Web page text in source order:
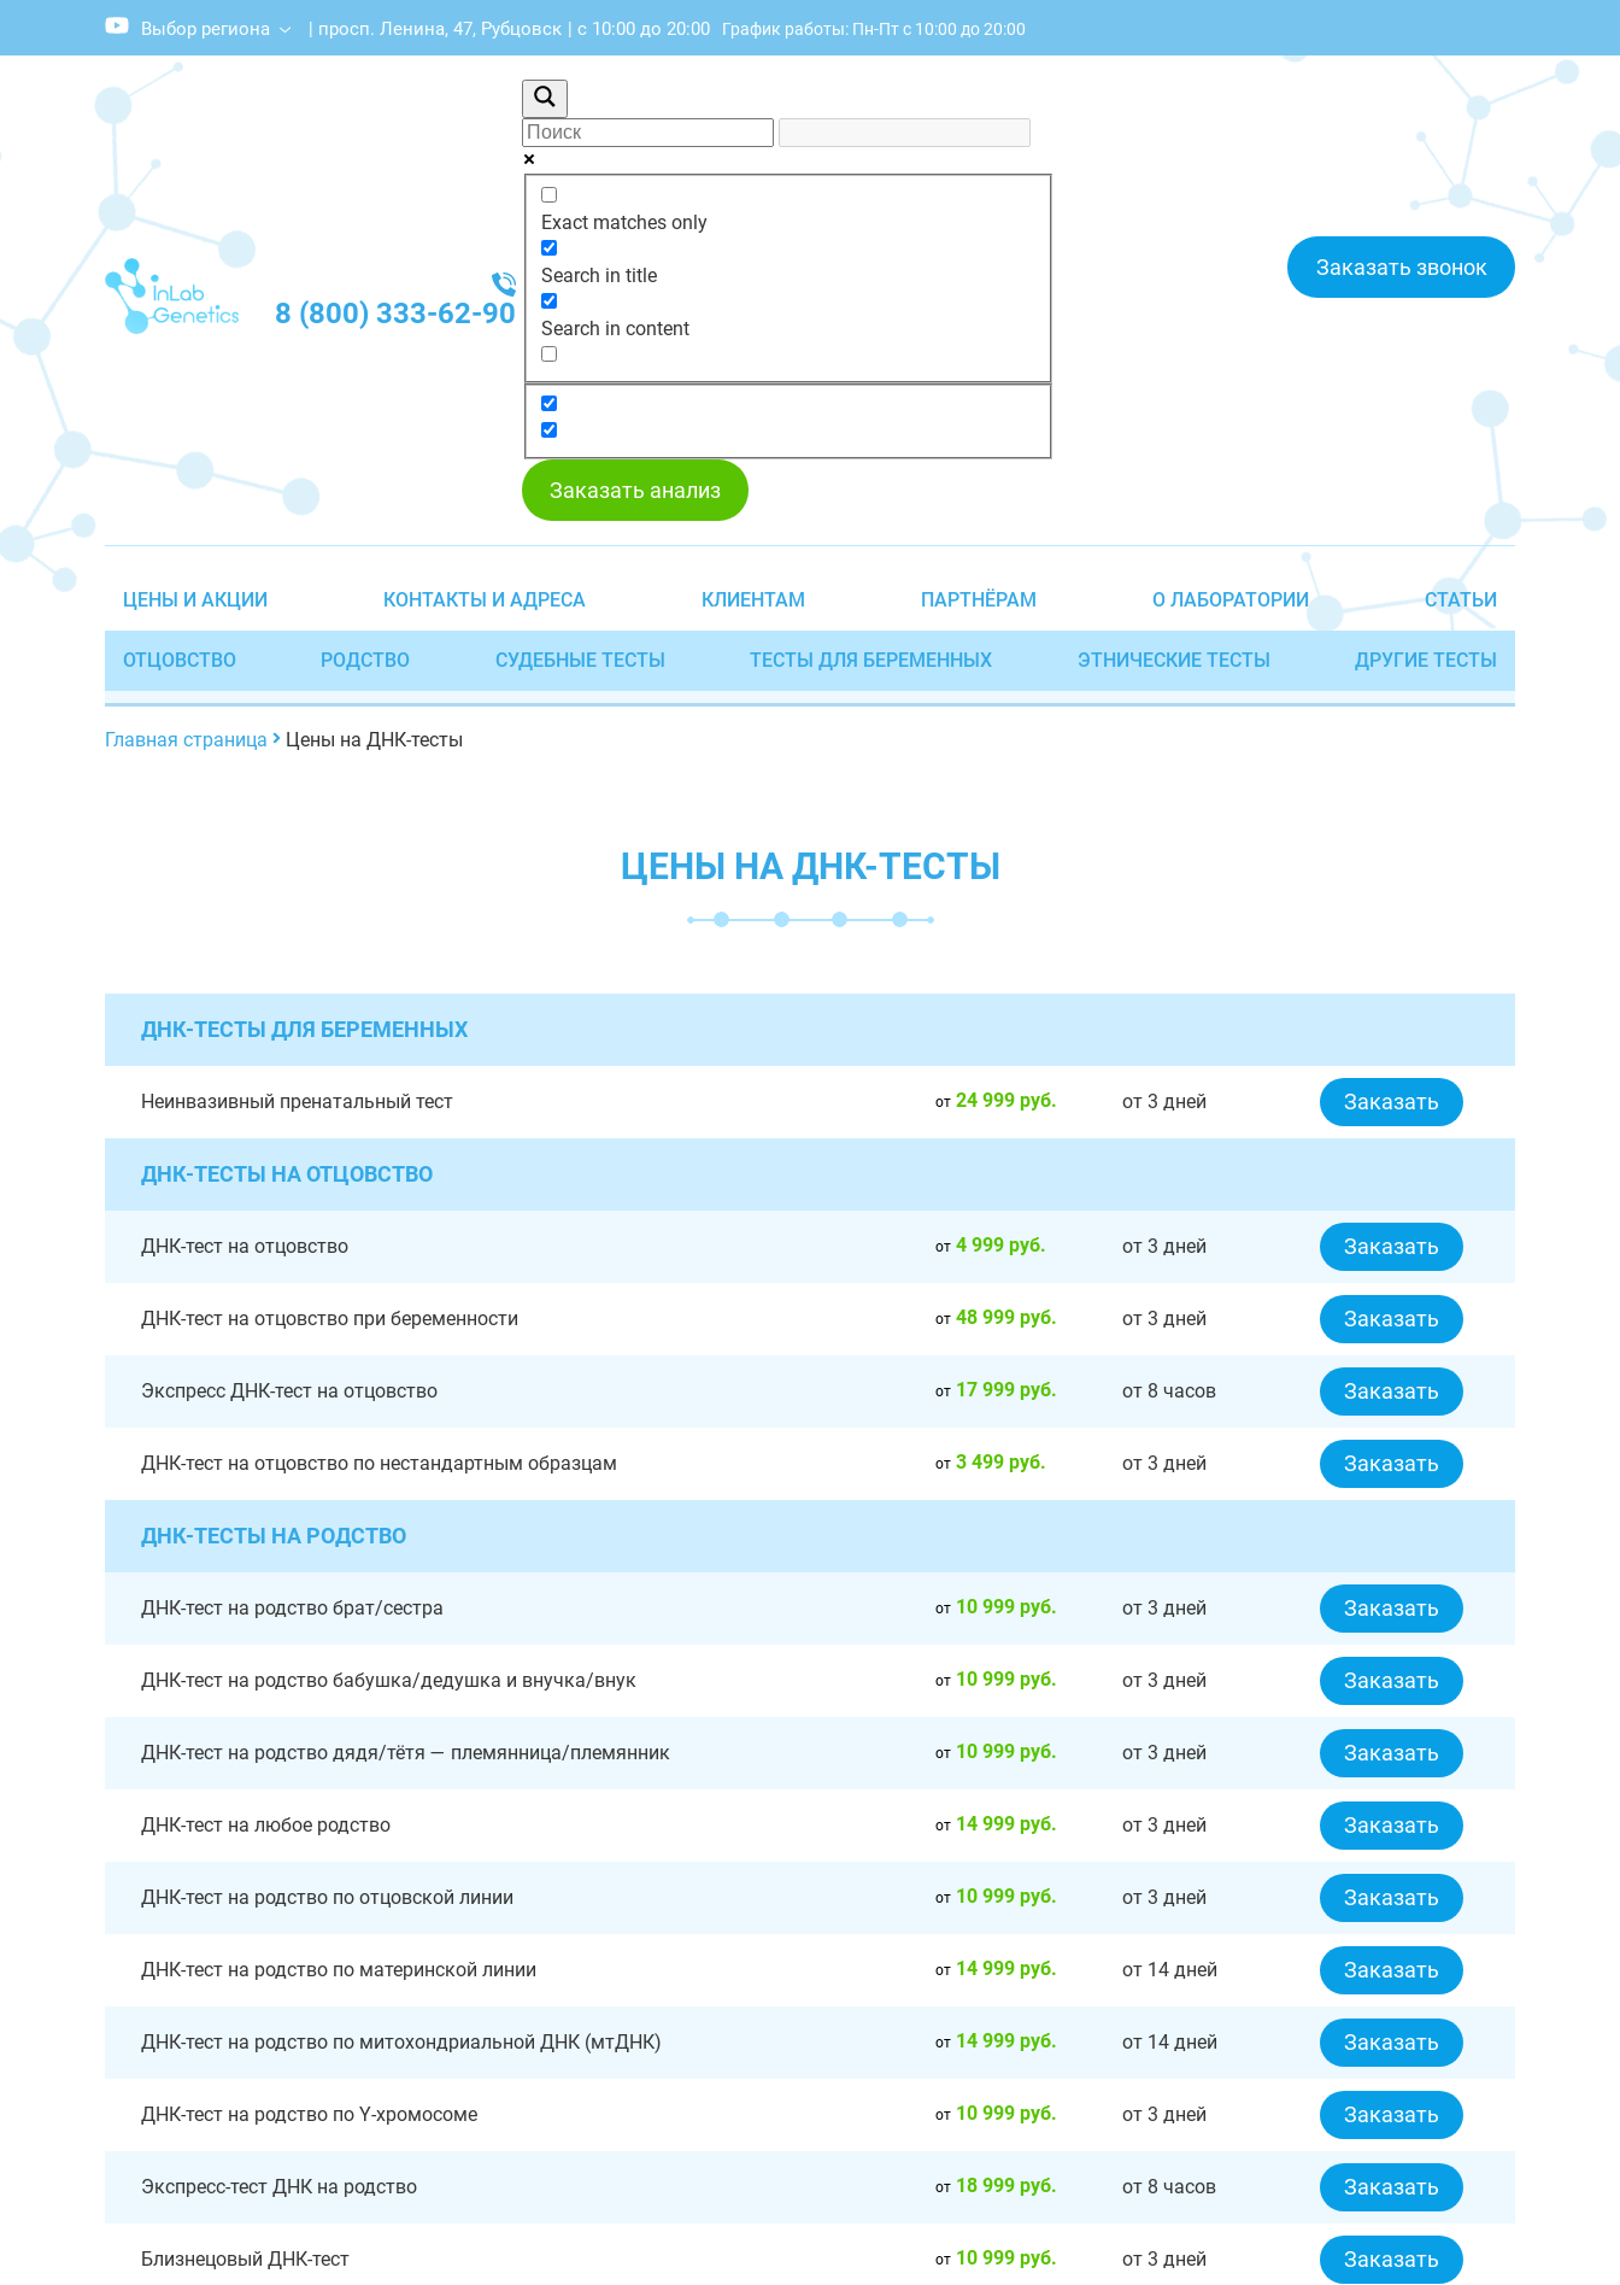
Выбор региона | просп. Ленина, 47, Рубцовск | с 10:00 до 20:00 График работы: Пн-Пт с 10:00 до 20:00
8 (800) 333-62-90
Exact matches only
Search in title
Search in content
Заказать звонок
Заказать анализ
ЦЕНЫ И АКЦИИ КОНТАКТЫ И АДРЕСА КЛИЕНТАМ ПАРТНЁРАМ О ЛАБОРАТОРИИ СТАТЬИ
ОТЦОВСТВО РОДСТВО СУДЕБНЫЕ ТЕСТЫ ТЕСТЫ ДЛЯ БЕРЕМЕННЫХ ЭТНИЧЕСКИЕ ТЕСТЫ ДРУГИЕ ТЕСТЫ
Главная страница Цены на ДНК-тесты
ЦЕНЫ НА ДНК-ТЕСТЫ
ДНК-ТЕСТЫ ДЛЯ БЕРЕМЕННЫХ
Неинвазивный пренатальный тест от24 999 руб. от 3 дней Заказать
ДНК-ТЕСТЫ НА ОТЦОВСТВО
ДНК-тест на отцовство от4 999 руб. от 3 дней Заказать
ДНК-тест на отцовство при беременности от48 999 руб. от 3 дней Заказать
Экспресс ДНК-тест на отцовство от17 999 руб. от 8 часов Заказать
ДНК-тест на отцовство по нестандартным образцам от3 499 руб. от 3 дней Заказать
ДНК-ТЕСТЫ НА РОДСТВО
ДНК-тест на родство брат/сестра от10 999 руб. от 3 дней Заказать
ДНК-тест на родство бабушка/дедушка и внучка/внук от10 999 руб. от 3 дней Заказать
ДНК-тест на родство дядя/тётя — племянница/племянник от10 999 руб. от 3 дней Заказать
ДНК-тест на любое родство от14 999 руб. от 3 дней Заказать
ДНК-тест на родство по отцовской линии от10 999 руб. от 3 дней Заказать
ДНК-тест на родство по материнской линии от14 999 руб. от 14 дней Заказать
ДНК-тест на родство по митохондриальной ДНК (мтДНК) от14 999 руб. от 14 дней Заказать
ДНК-тест на родство по Y-хромосоме от10 999 руб. от 3 дней Заказать
Экспресс-тест ДНК на родство от18 999 руб. от 8 часов Заказать
Близнецовый ДНК-тест от10 999 руб. от 3 дней Заказать